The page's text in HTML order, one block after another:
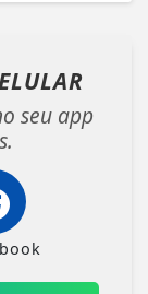
seu app